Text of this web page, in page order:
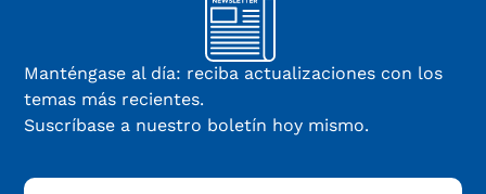
Manténgase al día: reciba actualizaciones con los
temas más recientes.
Suscríbase a nuestro boletín hoy mismo.